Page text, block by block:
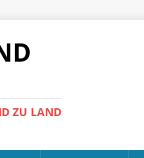
ZU LAND